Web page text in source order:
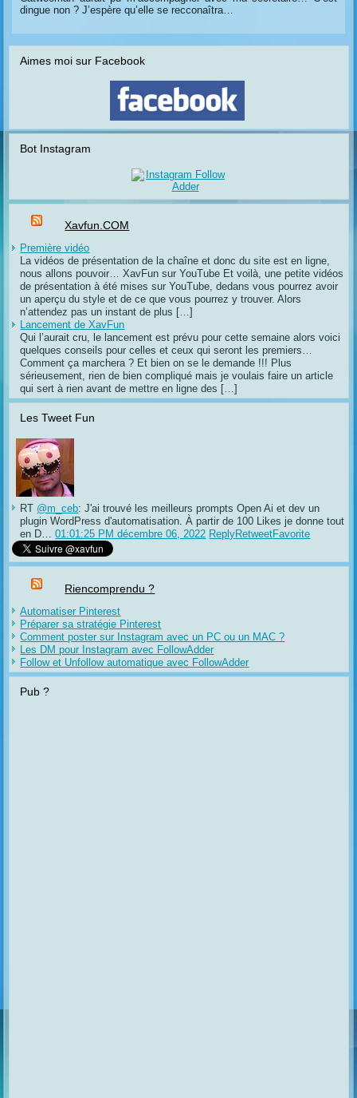
dingue non ? J’espère qu’elle se recconaîtra…
Aimes moi sur Facebook
Bot Instagram
Xavfun.COM
Première vidéo
La vidéos de présentation de la chaîne et donc du site est en ligne,
nous allons pouvoir… XavFun sur YouTube Et voilà, une petite vidéos
de présentation à été mises sur YouTube, dedans vous pourrez avoir
un aperçu du style et de ce que vous pourrez y trouver. Alors
n’attendez pas un instant de plus […]
Lancement de XavFun
Qui l’aurait cru, le lancement est prévu pour cette semaine alors voici
quelques conseils pour celles et ceux qui seront les premiers…
Comment ça marchera ? Et bien on se le demande !!! Plus
sérieusement, rien de bien compliqué mais je voulais faire un article
qui sert à rien avant de mettre en ligne des […]
Les Tweet Fun
RT @m_ceb: J'ai trouvé les meilleurs prompts Open Ai et dev un
plugin WordPress d'automatisation. À partir de 100 Likes je donne tout
en D…
01:01:25 PM décembre 06, 2022 ReplyRetweetFavorite
Riencomprendu ?
Automatiser Pinterest
Préparer sa stratégie Pinterest
Comment poster sur Instagram avec un PC ou un MAC ?
Les DM pour Instagram avec FollowAdder
Follow et Unfollow automatique avec FollowAdder
Pub ?